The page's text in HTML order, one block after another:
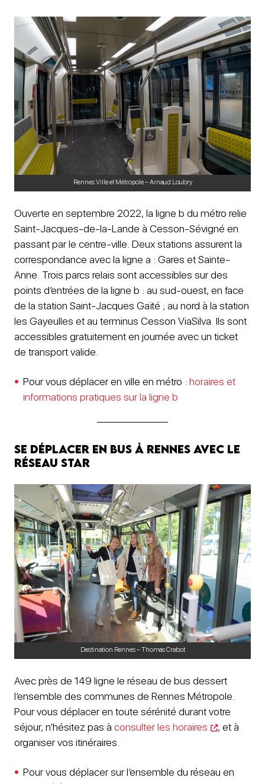
Rennes Ville et Métropole – Arnaud Loubry
Ouverte en septembre 2022, la ligne b du métro relie
Saint-Jacques-de-la-Lande à Cesson-Sévigné en
passant par le centre-ville. Deux stations assurent la
correspondance avec la ligne a : Gares et Sainte-
Anne. Trois parcs relais sont accessibles sur des
points d’entrées de la ligne b : au sud-ouest, en face
de la station Saint-Jacques Gaïté ; au nord à la station
les Gayeulles et au terminus Cesson ViaSilva. Ils sont
accessibles gratuitement en journée avec un ticket
de transport valide.
Pour vous déplacer en ville en métro : horaires et
informations pratiques sur la ligne b
Se déplacer en bus à Rennes avec le
réseau STAR
Destination Rennes – Thomas Crabot
Avec près de 149 ligne le réseau de bus dessert
l’ensemble des communes de Rennes Métropole.
Pour vous déplacer en toute sérénité durant votre
séjour, n’hésitez pas à consulter les horaires
, et à
organiser vos itinéraires.
Pour vous déplacer sur l’ensemble du réseau en